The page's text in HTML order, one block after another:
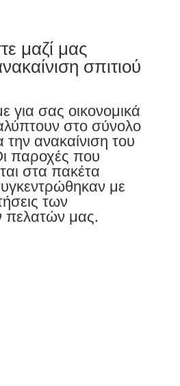
μαζί μας
σπιτιού
για σας οικονομικά
στο σύνολο
την ανακαίνιση του
παροχές που
στα πακέτα
με
των
πελατών μας.